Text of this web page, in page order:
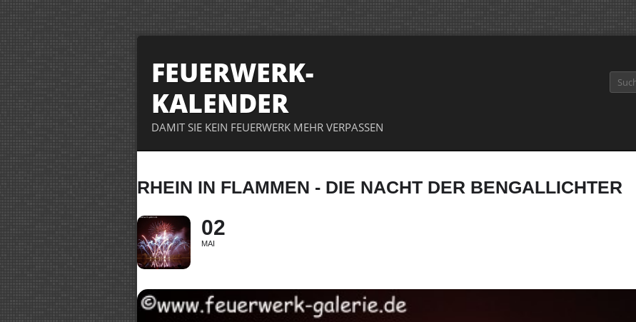
FEUERWERK-
KALENDER
DAMIT SIE KEIN FEUERWERK MEHR VERPASSEN
Suche
RHEIN IN FLAMMEN - DIE NACHT DER BENGALLICHTER
02
MAI